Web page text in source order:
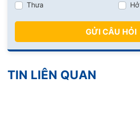
Thưa
GỬI CÂU HỎI
TIN LIÊN QUAN